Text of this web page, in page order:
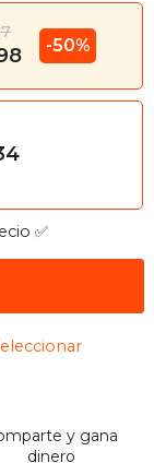
-50%
✅
y gana
dinero